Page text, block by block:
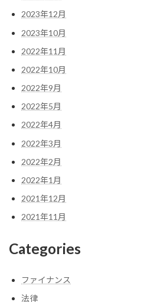
2023年12月
2023年10月
2022年11月
2022年10月
2022年9月
2022年5月
2022年4月
2022年3月
2022年2月
2022年1月
2021年12月
2021年11月
Categories
ファイナンス
法律